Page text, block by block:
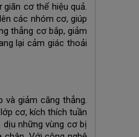
cơ thể hiệu quả.
các nhóm cơ, giúp
thẳng cơ bắp, giảm
lại cảm giác thoải
giảm căng thẳng.
cơ, kích thích tuần
những vùng cơ bị